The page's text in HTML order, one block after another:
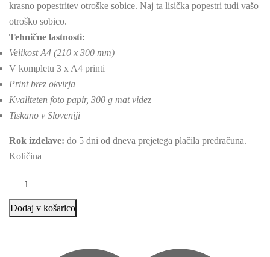
krasno popestritev otroške sobice. Naj ta lisička popestri tudi vašo
otroško sobico.
Tehnične lastnosti:
Velikost A4 (210 x 300 mm)
V kompletu 3 x A4 printi
Print brez okvirja
Kvaliteten foto papir, 300 g mat videz
Tiskano v Sloveniji
Rok izdelave: do 5 dni od dneva prejetega plačila predračuna.
Količina
Dodaj v košarico